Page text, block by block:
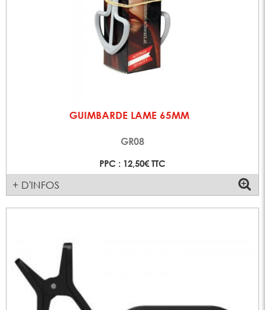
GUIMBARDE LAME 65MM
GR08
PPC : 12,50€ TTC
+ D'INFOS